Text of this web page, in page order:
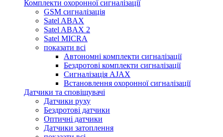
Комплекти охоронної сигналізації
GSM сигналізація
Satel ABAX
Satel ABAX 2
Satel MICRA
показати всі
Автономні комплекти сигналізації
Бездротові комплекти сигналізації
Сигналізація AJAX
Встановлення охоронної сигналізації
Датчики та сповіщувачі
Датчики руху
Бездротові датчики
Оптичні датчики
Датчики затоплення